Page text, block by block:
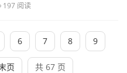
197 阅读
6 7 8 9
页 共 67 页